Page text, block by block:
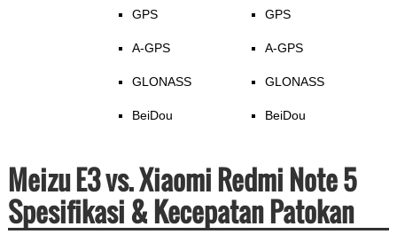
GPS
A-GPS
GLONASS
BeiDou
GPS
A-GPS
GLONASS
BeiDou
Meizu E3 vs. Xiaomi Redmi Note 5
Spesifikasi & Kecepatan Patokan